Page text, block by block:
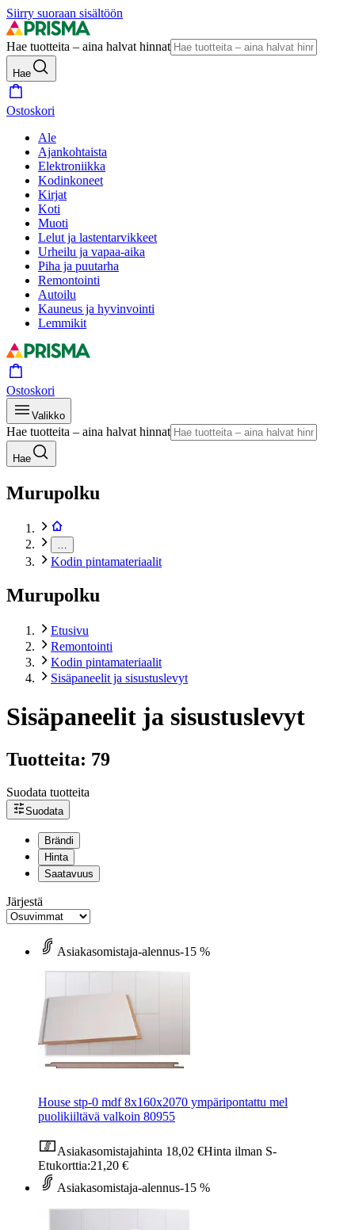
Siirry suoraan sisältöön
Hae tuotteita – aina halvat hinnat
Hae
Ostoskori
Ale
Ajankohtaista
Elektroniikka
Kodinkoneet
Kirjat
Koti
Muoti
Lelut ja lastentarvikkeet
Urheilu ja vapaa-aika
Piha ja puutarha
Remontointi
Autoilu
Kauneus ja hyvinvointi
Lemmikit
Ostoskori
Valikko
Hae tuotteita – aina halvat hinnat
Hae
Murupolku
Kodin pintamateriaalit
Murupolku
Etusivu
Remontointi
Kodin pintamateriaalit
Sisäpaneelit ja sisustuslevyt
Sisäpaneelit ja sisustuslevyt
Tuotteita: 79
Suodata tuotteita
Suodata
Brändi
Hinta
Saatavuus
Järjestä
Asiakasomistaja-alennus-15 %
House stp-0 mdf 8x160x2070 ympäripontattu mel
puolikiiltävä valkoin 80955
Asiakasomistajahinta 18,02 €Hinta ilman S-
Etukorttia:21,20 €
Asiakasomistaja-alennus-15 %